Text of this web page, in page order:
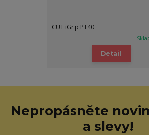
CUT iGrip PT40
Detail
Nepropásněte
a slevy!